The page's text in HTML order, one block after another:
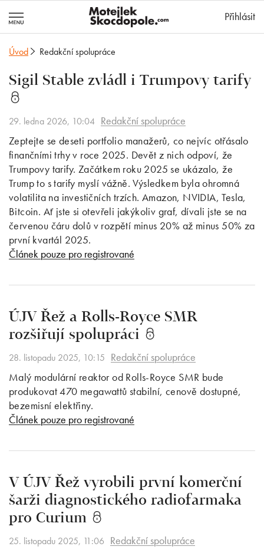
Přihlásit
Úvod Redakční spolupráce
Sigil Stable zvládl i Trumpovy tarify
29. ledna 2026, 10:04 Redakční spolupráce
Zeptejte se deseti portfolio manažerů, co nejvíc otřásalo
finančními trhy v roce 2025. Devět z nich odpoví, že
Trumpovy tarify. Začátkem roku 2025 se ukázalo, že
Trump to s tarify myslí vážně. Výsledkem byla ohromná
volatilita na investičních trzích. Amazon, NVIDIA, Tesla,
Bitcoin. Ať jste si otevřeli jakýkoliv graf, dívali jste se na
červenou čáru dolů v rozpětí minus 20% až minus 50% za
první kvartál 2025.
Článek pouze pro registrované
ÚJV Řež a Rolls-Royce SMR
rozšiřují spolupráci
28. listopadu 2025, 10:15 Redakční spolupráce
Malý modulární reaktor od Rolls-Royce SMR bude
produkovat 470 megawattů stabilní, cenově dostupné,
bezemisní elektřiny.
Článek pouze pro registrované
V ÚJV Řež vyrobili první komerční
šarži diagnostického radiofarmaka
pro Curium
25. listopadu 2025, 11:06 Redakční spolupráce